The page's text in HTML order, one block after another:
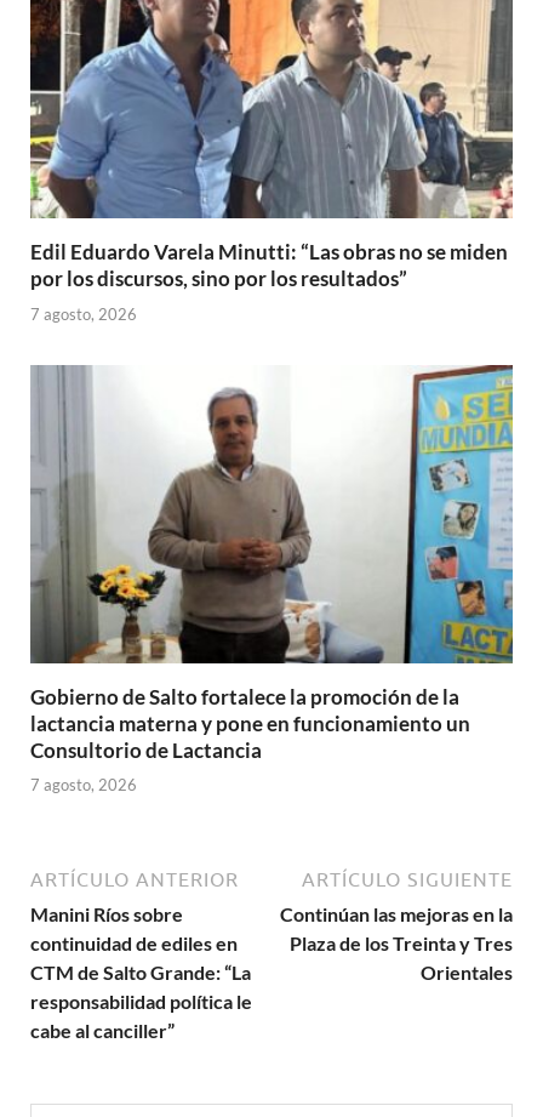
Edil Eduardo Varela Minutti: “Las obras no se miden
por los discursos, sino por los resultados”
7 agosto, 2026
Gobierno de Salto fortalece la promoción de la
lactancia materna y pone en funcionamiento un
Consultorio de Lactancia
7 agosto, 2026
ARTÍCULO ANTERIOR
Manini Ríos sobre
continuidad de ediles en
CTM de Salto Grande: “La
responsabilidad política le
cabe al canciller”
ARTÍCULO SIGUIENTE
Continúan las mejoras en la
Plaza de los Treinta y Tres
Orientales